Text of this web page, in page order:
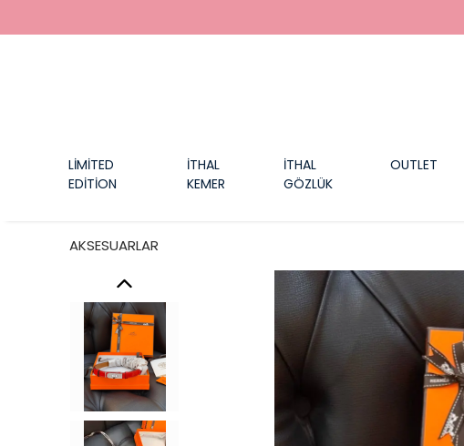
LİMİTED
EDİTİON
İTHAL
KEMER
İTHAL
GÖZLÜK
OUTLET
AKSESUARLAR